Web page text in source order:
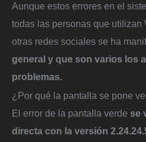
Aunque estos errores en el
todas las personas que utilizan
otras redes sociales se ha
general y que son varios los
problemas.
¿Por qué la pantalla se pone
El error de la pantalla verde se
directa con la versión